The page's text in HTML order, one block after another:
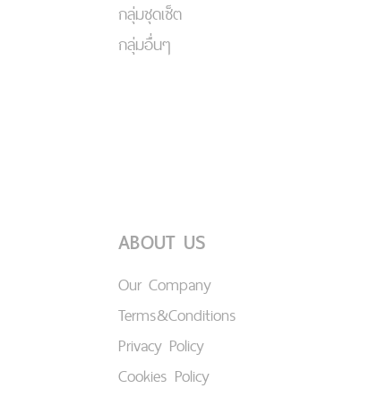
กลุ่มชุดเซ็ต
กลุ่มอื่นๆ
ABOUT US
Our Company
Terms&Conditions
Privacy Policy
Cookies Policy